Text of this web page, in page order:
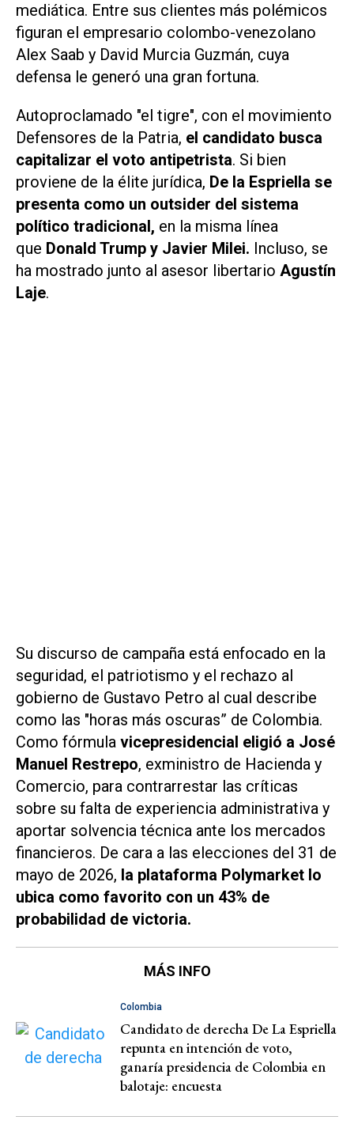
mediática. Entre sus clientes más polémicos
figuran el empresario colombo-venezolano
Alex Saab y David Murcia Guzmán, cuya
defensa le generó una gran fortuna.
Autoproclamado "el tigre", con el movimiento
Defensores de la Patria, el candidato busca
capitalizar el voto antipetrista. Si bien
proviene de la élite jurídica, De la Espriella se
presenta como un outsider del sistema
político tradicional, en la misma línea
que Donald Trump y Javier Milei. Incluso, se
ha mostrado junto al asesor libertario Agustín
Laje.
Su discurso de campaña está enfocado en la
seguridad, el patriotismo y el rechazo al
gobierno de Gustavo Petro al cual describe
como las "horas más oscuras” de Colombia.
Como fórmula vicepresidencial eligió a José
Manuel Restrepo, exministro de Hacienda y
Comercio, para contrarrestar las críticas
sobre su falta de experiencia administrativa y
aportar solvencia técnica ante los mercados
financieros. De cara a las elecciones del 31 de
mayo de 2026, la plataforma Polymarket lo
ubica como favorito con un 43% de
probabilidad de victoria.
MÁS INFO
Colombia
Candidato de derecha De La Espriella
repunta en intención de voto,
ganaría presidencia de Colombia en
balotaje: encuesta